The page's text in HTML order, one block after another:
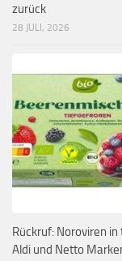
zurück
28 JULI, 2026
Rückruf: Noroviren
Aldi und Netto